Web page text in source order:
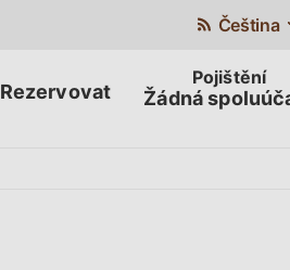
Čeština
Rezervovat Žádná